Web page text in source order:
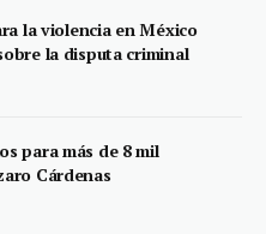
la violencia en México
la disputa criminal
para más de 8 mil
Cárdenas